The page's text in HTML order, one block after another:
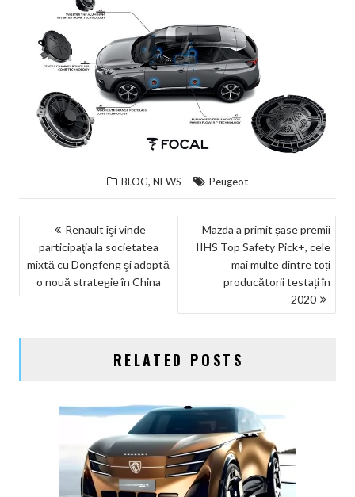
BLOG, NEWS Peugeot
NAVIGARE
ARTICOLE
Renault îşi vinde
participaţia la societatea
mixtă cu Dongfeng şi adoptă
o nouă strategie în China
Mazda a primit șase premii
IIHS Top Safety Pick+, cele
mai multe dintre toți
producătorii testați în
2020
RELATED POSTS